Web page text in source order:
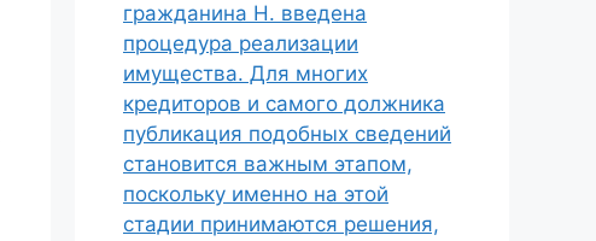
гражданина Н. введена
процедура реализации
имущества. Для многих
кредиторов и самого должника
публикация подобных сведений
становится важным этапом,
поскольку именно на этой
стадии принимаются решения,